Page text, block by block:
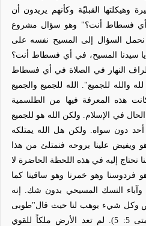
وهيكلتها القبليّة وكأنهم يريدون أن
أي فسطاط أنت؟" وهو سؤال مشروع
السؤال إلى المسيح نفسه على
سيدنا المسيح، في أي فسطاط أنت؟
النهار في الصلاة في أي فسطاط
والله للجميع". الله للجميع والجميع
هذه المعرفة فيها من الطلسمية
الحال في الإسلام. ولكن الله هو للجميع
أحد دون سواه. ولكن هل الله يمتلكه
هو ويفيض علينا بروحه فنمتلئ من هذا
نحتاج إليه في هذه اللحظة الحاضرة لا
فردوسنا وهو خمرنا وهو ساقينا كما
وآباء النسك المسيحي بدون شك. إنه
وكل شيء يوهب لنا حيث قال"طوبى
للودعاء، لأنهم يرثون الأرض" (متى 5: 5). لم تعد الأرض ملكاً للقوي